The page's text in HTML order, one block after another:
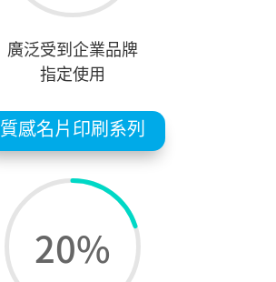
廣泛受到企業品牌
指定使用
質感名片印刷系列
20%